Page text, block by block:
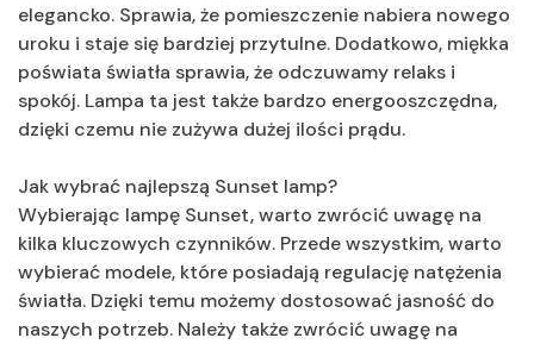
elegancko. Sprawia, że pomieszczenie nabiera nowego
uroku i staje się bardziej przytulne. Dodatkowo, miękka
poświata światła sprawia, że odczuwamy relaks i
spokój. Lampa ta jest także bardzo energooszczędna,
dzięki czemu nie zużywa dużej ilości prądu.
Jak wybrać najlepszą Sunset lamp?
Wybierając lampę Sunset, warto zwrócić uwagę na
kilka kluczowych czynników. Przede wszystkim, warto
wybierać modele, które posiadają regulację natężenia
światła. Dzięki temu możemy dostosować jasność do
naszych potrzeb. Należy także zwrócić uwagę na